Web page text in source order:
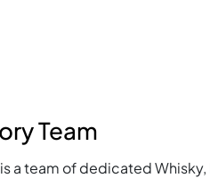
Team
a team of dedicated